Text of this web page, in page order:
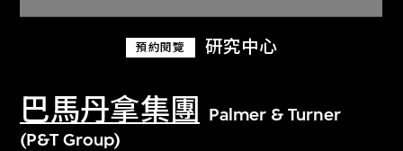
預約閱覽 研究中心
巴馬丹拿集團
Palmer & Turner
(P&T Group)
關於M+藏品
探索世界頂級的二十及二十一世紀視覺
文化藏品。